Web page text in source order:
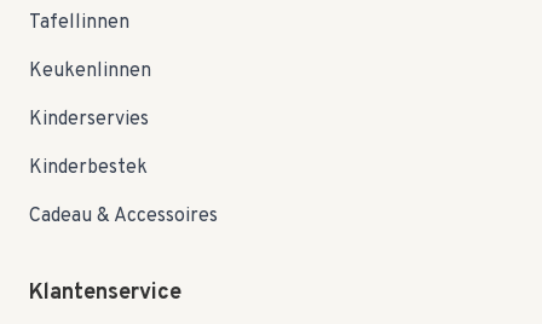
Tafellinnen
Keukenlinnen
Kinderservies
Kinderbestek
Cadeau & Accessoires
Klantenservice